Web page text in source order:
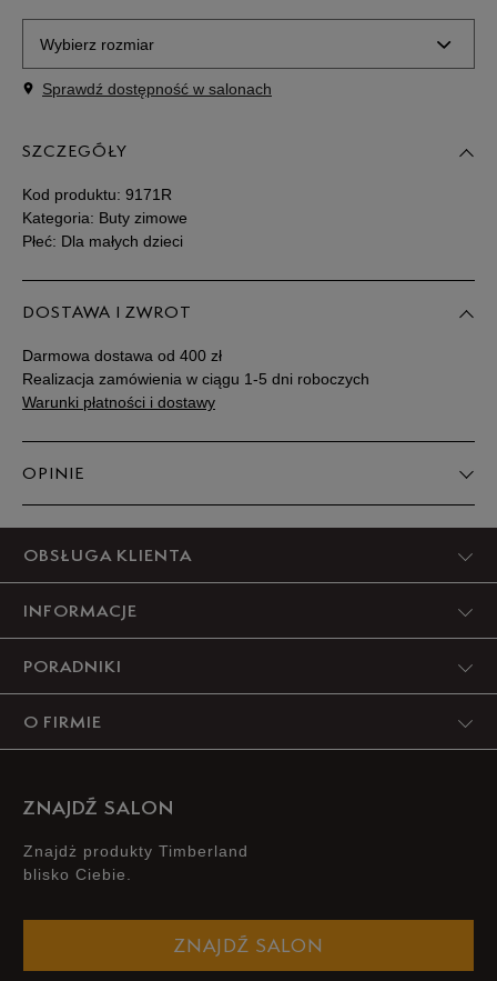
Wybierz rozmiar
Rozmiary EU
30,5 18,5 cm
31 19 cm
33 20,5 cm
35 21,5 cm Powiadom o dostępności
Zobacz jak zmierzyć stopę?
Sprawdź dostępność w salonach
SZCZEGÓŁY
Kod produktu: 9171R
Kategoria: Buty zimowe
Płeć: Dla małych dzieci
DOSTAWA I ZWROT
Darmowa dostawa od 400 zł
Realizacja zamówienia w ciągu 1-5 dni roboczych
Warunki płatności i dostawy
OPINIE
OBSŁUGA KLIENTA
INFORMACJE
PORADNIKI
O FIRMIE
ZNAJDŹ SALON
Znajdż produkty Timberland
blisko Ciebie.
ZNAJDŹ SALON